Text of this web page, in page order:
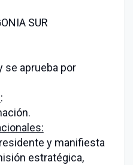
SUR
se aprueba por
:
y manifiesta
estratégica,